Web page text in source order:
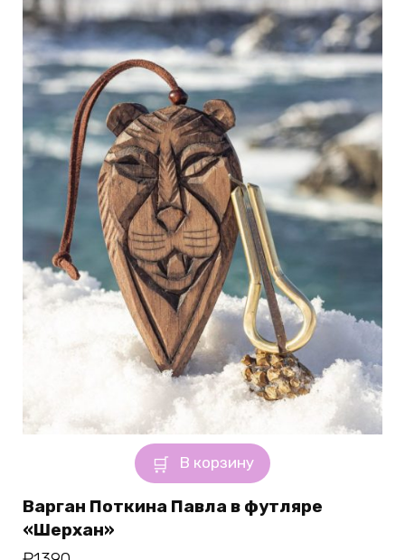
В корзину
Варган Поткина Павла в футляре
«Шерхан»